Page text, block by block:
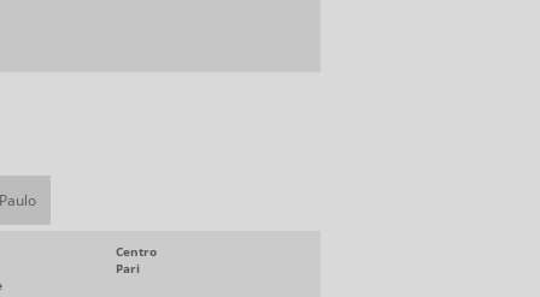
ARRUELA MB COMPRAR
CHAVETAS EM DIADEMA
Centro
Pari